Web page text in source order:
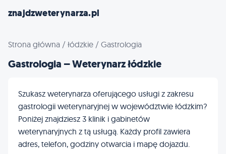
znajdzweterynarza.pl
Strona główna / łódzkie / Gastrologia
Gastrologia – Weterynarz łódzkie
Szukasz weterynarza oferującego usługi z zakresu
gastrologii weterynaryjnej w województwie łódzkim?
Poniżej znajdziesz 3 klinik i gabinetów
weterynaryjnych z tą usługą. Każdy profil zawiera
adres, telefon, godziny otwarcia i mapę dojazdu.